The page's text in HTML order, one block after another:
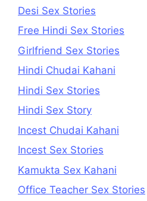
Desi Sex Stories
Free Hindi Sex Stories
Girlfriend Sex Stories
Hindi Chudai Kahani
Hindi Sex Stories
Hindi Sex Story
Incest Chudai Kahani
Incest Sex Stories
Kamukta Sex Kahani
Office Teacher Sex Stories